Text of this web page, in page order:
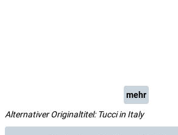
mehr
Alternativer Originaltitel: Tucci in Italy